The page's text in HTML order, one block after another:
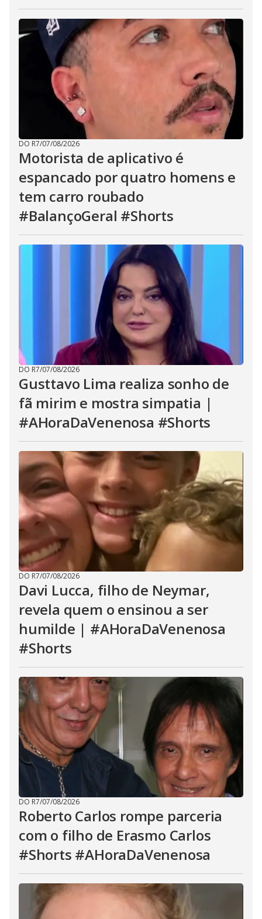
DO R7/07/08/2026
Motorista de aplicativo é
espancado por quatro homens e
tem carro roubado
#BalançoGeral #Shorts
DO R7/07/08/2026
Gusttavo Lima realiza sonho de
fã mirim e mostra simpatia |
#AHoraDaVenenosa #Shorts
DO R7/07/08/2026
Davi Lucca, filho de Neymar,
revela quem o ensinou a ser
humilde | #AHoraDaVenenosa
#Shorts
DO R7/07/08/2026
Roberto Carlos rompe parceria
com o filho de Erasmo Carlos
#Shorts #AHoraDaVenenosa